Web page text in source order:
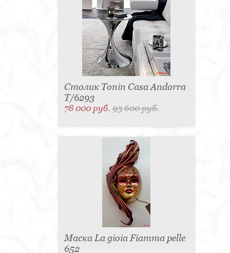
Мыльница - 1Подставка под зонт - 1
Спальня - 1
Столик Tonin Casa Andorra
T/6293
78 000 руб.93 600 руб.
Маска La gioia Fiamma pelle
652